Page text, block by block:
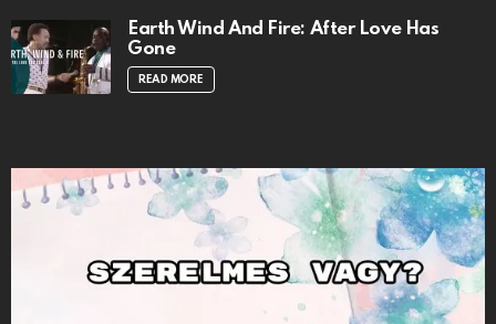
Earth Wind And Fire: After Love Has
Gone
READ MORE